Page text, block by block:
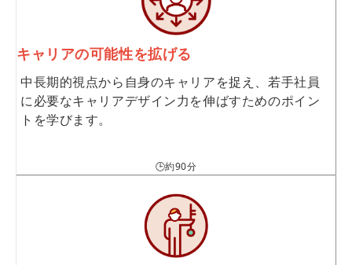
キャリアの可能性を拡げる
中長期的視点から自身のキャリアを捉え、若手社員
に必要なキャリアデザイン力を伸ばすためのポイン
トを学びます。
🕒約90分